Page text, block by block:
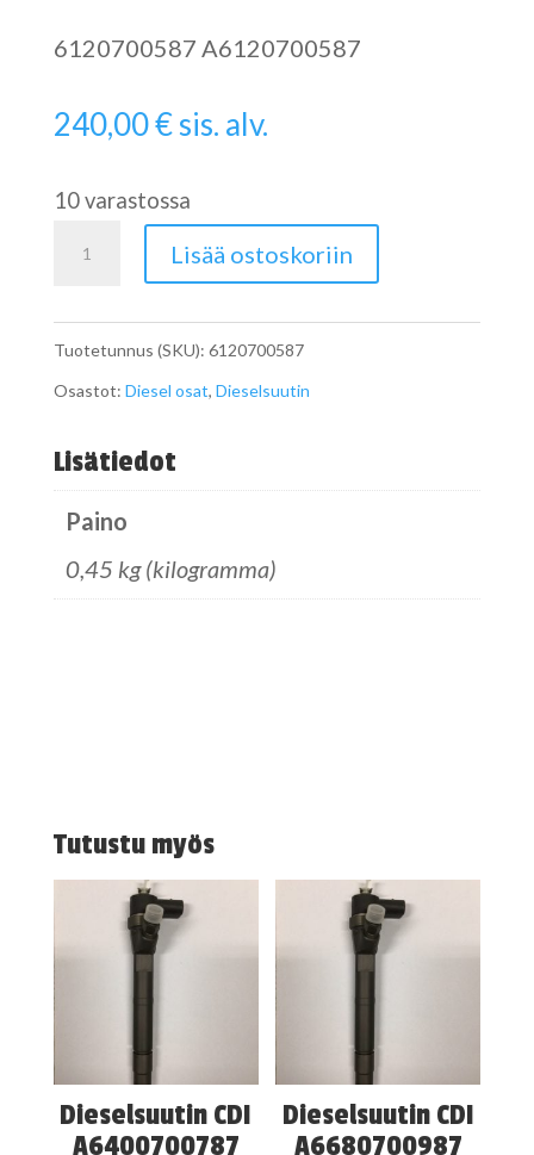
6120700587 A6120700587
240,00€sis. alv.
10 varastossa
Dieselsuutin
A6120700587
määrä
Lisää ostoskoriin
Tuotetunnus (SKU): 6120700587
Osastot: Diesel osat, Dieselsuutin
Lisätiedot
Paino
0,45 kg (kilogramma)
Tutustu myös
Dieselsuutin CDI
A6400700787
Dieselsuutin CDI
A6680700987